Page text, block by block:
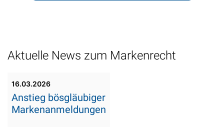
Aktuelle News zum Markenrecht
16.03.2026
Anstieg bösgläubiger
Markenanmeldungen